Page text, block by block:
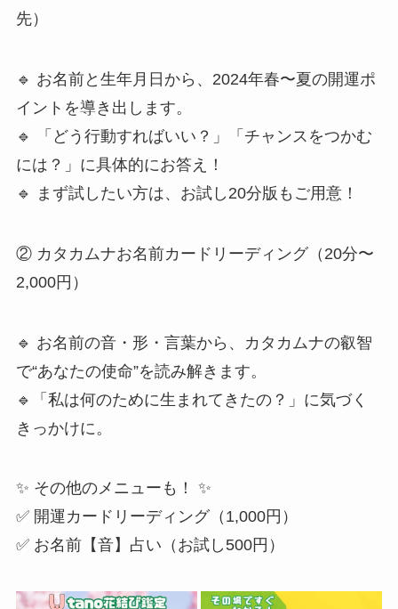
先）
🔹 お名前と生年月日から、2024年春〜夏の開運ポ
イントを導き出します。
🔹 「どう行動すればいい？」「チャンスをつかむ
には？」に具体的にお答え！
🔹 まず試したい方は、お試し20分版もご用意！
② カタカムナお名前カードリーディング（20分〜
2,000円）
🔹 お名前の音・形・言葉から、カタカムナの叡智
で“あなたの使命”を読み解きます。
🔹「私は何のために生まれてきたの？」に気づく
きっかけに。
✨ その他のメニューも！ ✨
✅ 開運カードリーディング（1,000円）
✅ お名前【音】占い（お試し500円）